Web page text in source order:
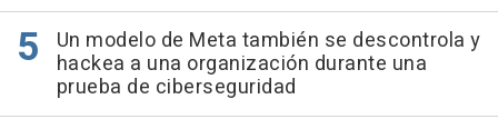
Un modelo de Meta también se descontrola y
hackea a una organización durante una
prueba de ciberseguridad